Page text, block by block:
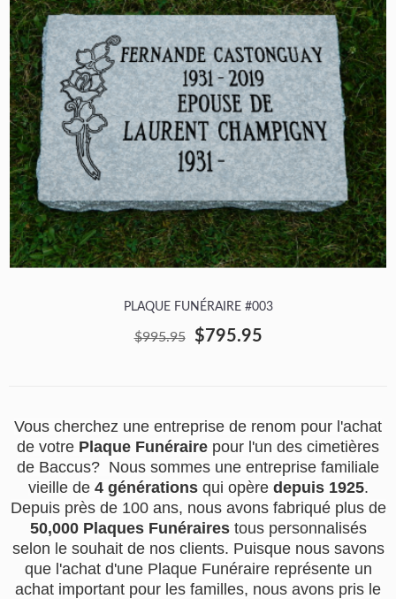
PLAQUE FUNÉRAIRE #003
$995.95 $795.95
Vous cherchez une entreprise de renom pour l'achat
de votre Plaque Funéraire pour l'un des cimetières
de Baccus? Nous sommes une entreprise familiale
vieille de 4 générationsqui opère depuis 1925.
Depuis près de 100 ans, nous avons fabriqué plus de
50,000 Plaques Funérairestous personnalisés
selon le souhait de nos clients. Puisque nous savons
que l'achat d'une Plaque Funéraire représente un
achat important pour les familles, nous avons pris le